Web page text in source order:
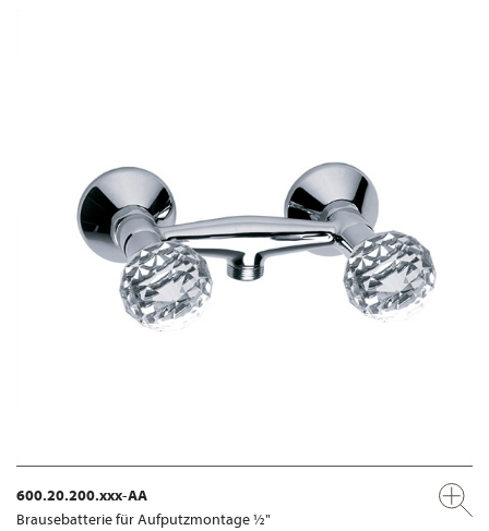
600.20.200.xxx-AA
Brausebatterie für Aufputzmontage ½"